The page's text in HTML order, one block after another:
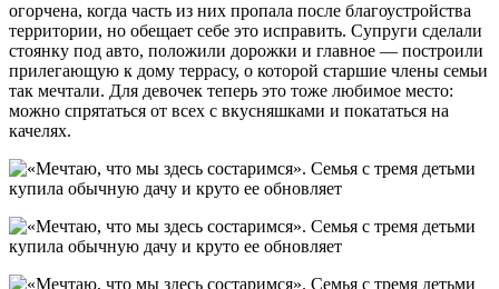
огорчена, когда часть из них пропала после благоустройства
территории, но обещает себе это исправить. Супруги сделали
стоянку под авто, положили дорожки и главное — построили
прилегающую к дому террасу, о которой старшие члены семьи
так мечтали. Для девочек теперь это тоже любимое место:
можно спрятаться от всех с вкусняшками и покататься на
качелях.